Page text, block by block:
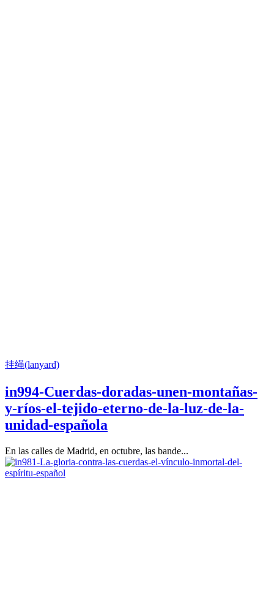
挂绳(lanyard)
in994-Cuerdas-doradas-unen-montañas-
y-ríos-el-tejido-eterno-de-la-luz-de-la-
unidad-española
En las calles de Madrid, en octubre, las bande...